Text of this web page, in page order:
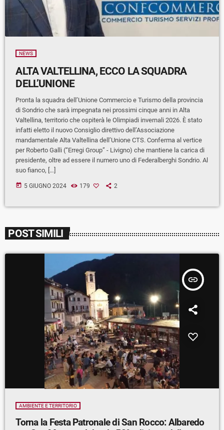
NEWS
ALTA VALTELLINA, ECCO LA SQUADRA
DELL’UNIONE
Pronta la squadra dell’Unione Commercio e Turismo della provincia
di Sondrio che sarà impegnata nei prossimi cinque anni in Alta
Valtellina, territorio che ospiterà le Olimpiadi invernali 2026. È stato
infatti eletto il nuovo Consiglio direttivo dell’Associazione
mandamentale Alta Valtellina dell’Unione CTS. Conferma al vertice
per Roberto Galli (“Erregi Group” - Livigno) che mantiene la carica di
presidente, oltre ad essere il numero uno di Federalberghi Sondrio. Al
suo fianco, […]
today 5 GIUGNO 2024 179 2
POST SIMILI
insert_link
AMBIENTE E TERRITORIO
Torna la Festa Patronale di San Rocco: Albaredo